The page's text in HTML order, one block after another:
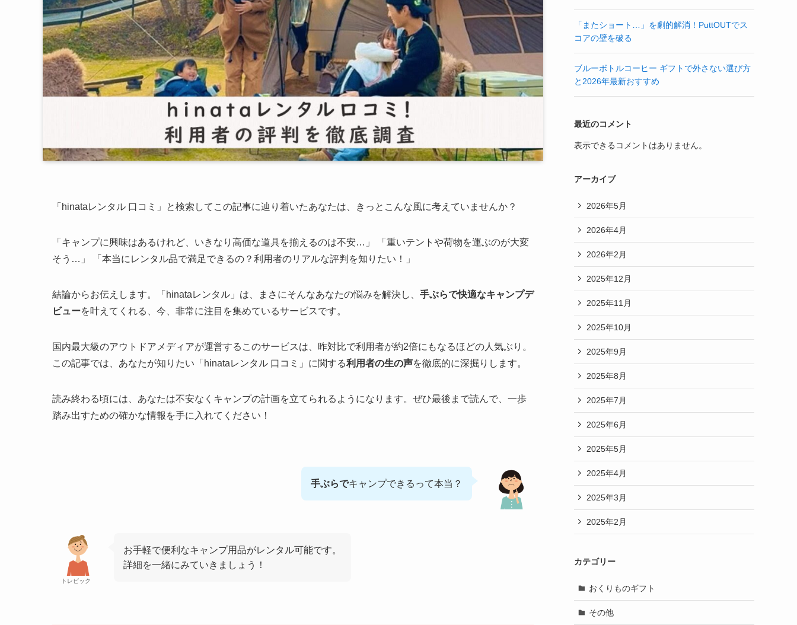
「hinataレンタル 口コミ」と検索してこの記事に辿り着いたあなたは、きっとこんな風に考えていませんか？
「キャンプに興味はあるけれど、いきなり高価な道具を揃えるのは不安…」 「重いテントや荷物を運ぶのが大変
そう…」 「本当にレンタル品で満足できるの？利用者のリアルな評判を知りたい！」
結論からお伝えします。「hinataレンタル」は、まさにそんなあなたの悩みを解決し、 手ぶらで快適なキャンプデ
ビューを叶えてくれる、今、非常に注目を集めているサービスです。
国内最大級のアウトドアメディアが運営するこのサービスは、昨対比で利用者が約2倍にもなるほどの人気ぶり。
この記事では、あなたが知りたい「hinataレンタル 口コミ」に関する利用者の生の声を徹底的に深掘りします。
読み終わる頃には、あなたは不安なくキャンプの計画を立てられるようになります。ぜひ最後まで読んで、一歩
踏み出すための確かな情報を手に入れてください！
手ぶらでキャンプできるって本当？
トレピック
お手軽で便利なキャンプ用品がレンタル可能です。
詳細を一緒にみていきましょう！
「またショート…」を劇的解消！PuttOUTでス
コアの壁を破る
ブルーボトルコーヒー ギフトで外さない選び方
と2026年最新おすすめ
最近のコメント
表示できるコメントはありません。
アーカイブ
2026年5月
2026年4月
2026年2月
2025年12月
2025年11月
2025年10月
2025年9月
2025年8月
2025年7月
2025年6月
2025年5月
2025年4月
2025年3月
2025年2月
カテゴリー
おくりものギフト
その他